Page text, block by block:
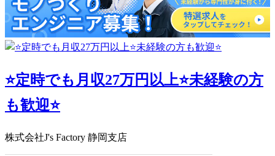
⭐定時でも月収27万円以上⭐未経験の方
も歓迎⭐
株式会社J's Factory 静岡支店